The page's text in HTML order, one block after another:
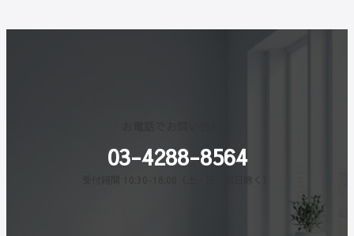
03-4288-8564
受付時間 10:30-18:00（土・日・祝日除く）